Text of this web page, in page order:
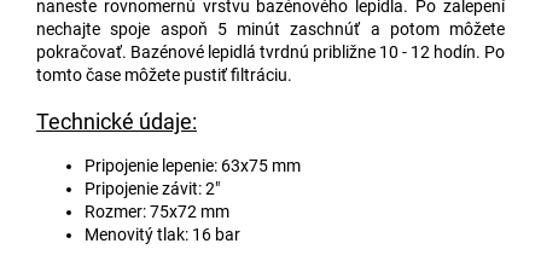
naneste rovnomernú vrstvu bazénového lepidla. Po zalepení
nechajte spoje aspoň 5 minút zaschnúť a potom môžete
pokračovať. Bazénové lepidlá tvrdnú približne 10 - 12 hodín. Po
tomto čase môžete pustiť filtráciu.
Technické údaje:
Pripojenie lepenie: 63x75 mm
Pripojenie závit: 2"
Rozmer: 75x72 mm
Menovitý tlak: 16 bar